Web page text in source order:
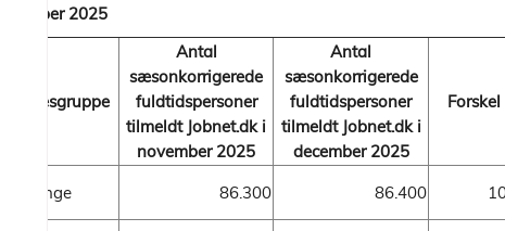
december 2025
Ydelsesgruppe
Antal
sæsonkorrigerede
fuldtidspersoner
tilmeldt Jobnet.dk i
november 2025
Antal
sæsonkorrigerede
fuldtidspersoner
tilmeldt Jobnet.dk i
december 2025
Forskel
Dagpenge 86.300 86.400